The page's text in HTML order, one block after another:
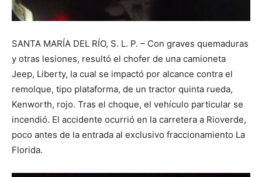
SANTA MARÍA DEL RÍO, S. L. P. – Con graves quemaduras
y otras lesiones, resultó el chofer de una camioneta
Jeep, Liberty, la cual se impactó por alcance contra el
remolque, tipo plataforma, de un tractor quinta rueda,
Kenworth, rojo. Tras el choque, el vehículo particular se
incendió. El accidente ocurrió en la carretera a Rioverde,
poco antes de la entrada al exclusivo fraccionamiento La
Florida.